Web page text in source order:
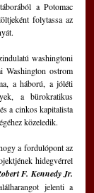
a Potomac
folytassa az
washingtoni
Washington ostrom
a háború, a jóléti
a bürokratikus
a cinkos kapitalista
közeledik.
a fordulópont az
hidegvérrel
F. Kennedy Jr.
jelenti a